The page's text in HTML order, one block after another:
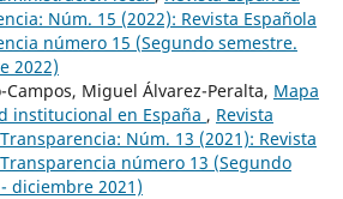
Núm. 15 (2022): Revista Española
número 15 (Segundo semestre.
2022)
Campos, Miguel Álvarez-Peralta, Mapa
institucional en España , Revista
Núm. 13 (2021): Revista
número 13 (Segundo
diciembre 2021)